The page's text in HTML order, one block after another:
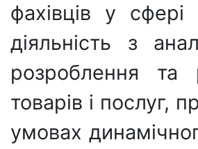
фахівців у сфері
діяльність з
розроблення та
товарів і послуг,
умовах